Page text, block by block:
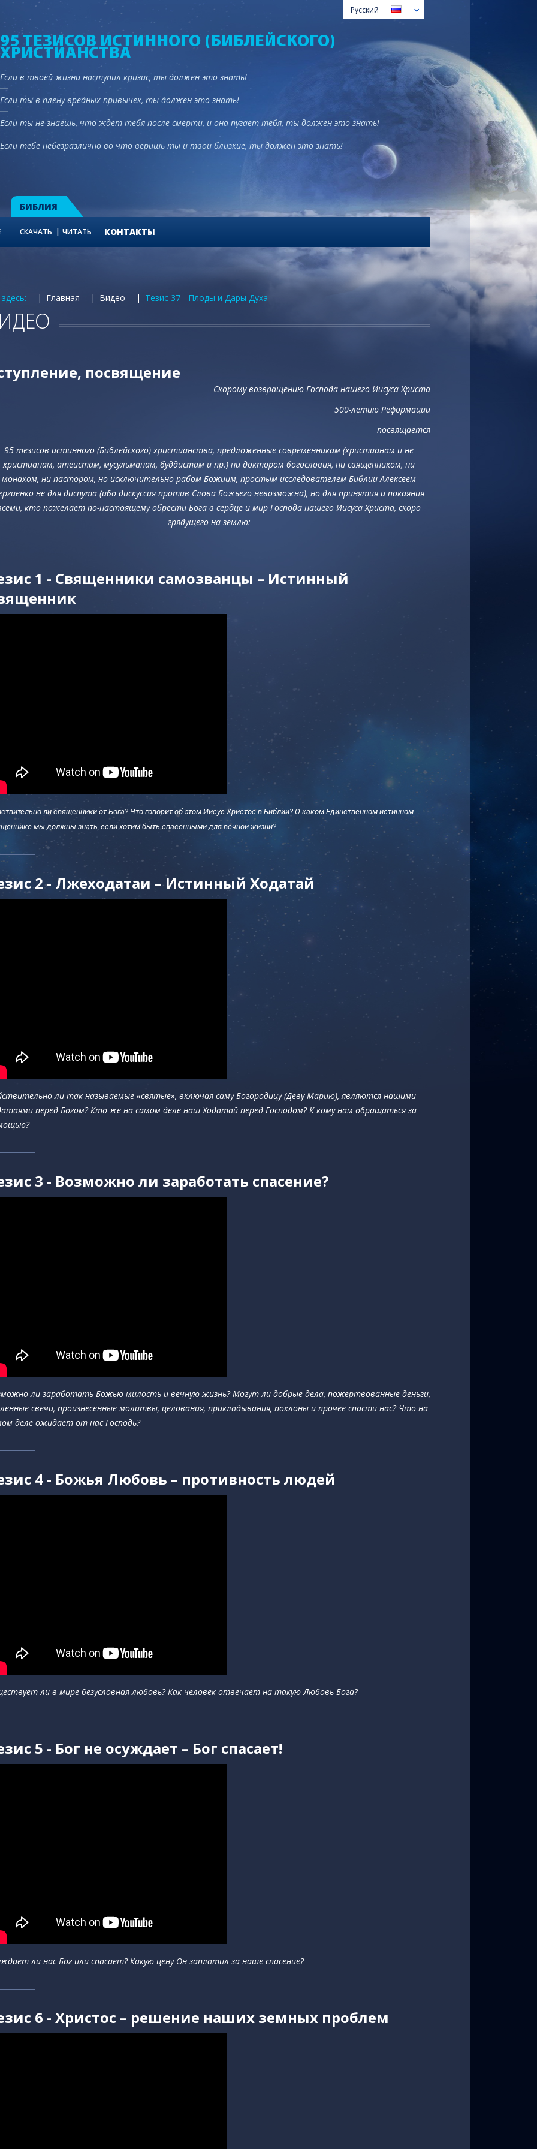
Русский
95 ТЕЗИСОВ ИСТИННОГО (БИБЛЕЙСКОГО)
ХРИСТИАНСТВА
Если в твоей жизни наступил кризис, ты должен это знать!
Если ты в плену вредных привычек, ты должен это знать!
Если ты не знаешь, что ждет тебя после смерти, и она пугает тебя, ты должен это знать!
Если тебе небезразлично во что веришь ты и твои близкие, ты должен это знать!
БИБЛИЯ
СКАЧАТЬ ЧИТАТЬ КОНТАКТЫ
Главная Видео Тезис 37 - Плоды и Дары Духа
посвящение
Скорому возвращению Господа нашего Иисуса Христа
500-летию Реформации
посвящается
95 тезисов истинного (Библейского) христианства, предложенные современникам (христианам и не
христианам, атеистам, мусульманам, буддистам и пр.) ни доктором богословия, ни священником, ни
монахом, ни пастором, но исключительно рабом Божиим, простым исследователем Библии Алексеем
не для диспута (ибо дискуссия против Слова Божьего невозможна), но для принятия и покаяния
кто пожелает по-настоящему обрести Бога в сердце и мир Господа нашего Иисуса Христа, скоро
грядущего на землю:
1 - Священники самозванцы – Истинный
ли священники от Бога? Что говорит об этом Иисус Христос в Библии? О каком Единственном истинном
мы должны знать, если хотим быть спасенными для вечной жизни?
2 - Лжеходатаи – Истинный Ходатай
ли так называемые «святые», включая саму Богородицу (Деву Марию), являются нашими
перед Богом? Кто же на самом деле наш Ходатай перед Господом? К кому нам обращаться за
3 - Возможно ли заработать спасение?
ли заработать Божью милость и вечную жизнь? Могут ли добрые дела, пожертвованные деньги,
свечи, произнесенные молитвы, целования, прикладывания, поклоны и прочее спасти нас? Что на
деле ожидает от нас Господь?
4 - Божья Любовь – противность людей
ли в мире безусловная любовь? Как человек отвечает на такую Любовь Бога?
5 - Бог не осуждает – Бог спасает!
ли нас Бог или спасает? Какую цену Он заплатил за наше спасение?
6 - Христос – решение наших земных проблем